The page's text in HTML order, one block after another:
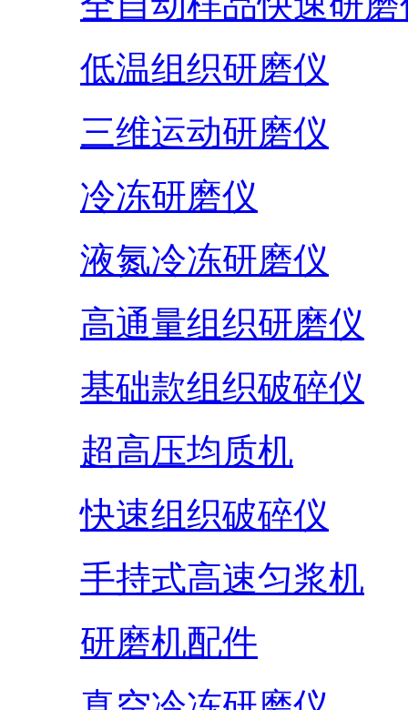
低温组织研磨仪
三维运动研磨仪
冷冻研磨仪
液氮冷冻研磨仪
高通量组织研磨仪
基础款组织破碎仪
超高压均质机
快速组织破碎仪
手持式高速匀浆机
研磨机配件